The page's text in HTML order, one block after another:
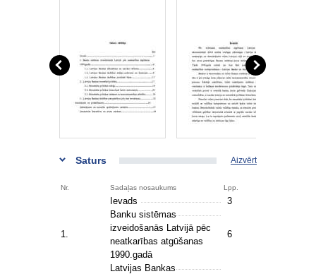
Saturs Aizvērt
Nr. Sadaļas nosaukums Lpp.
Ievads 3
1.
Banku sistēmas
izveidošanās Latvijā pēc
neatkarības atgūšanas
1990.gadā
6
Latvijas Bankas